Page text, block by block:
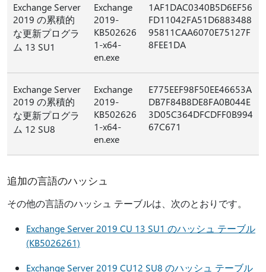
Exchange Server
2019 の累積的
な更新プログラ
ム 13 SU1
Exchange
2019-
KB502626
1-x64-
en.exe
1AF1DAC0340B5D6EF56
FD11042FA51D6883488
95811CAA6070E75127F
8FEE1DA
Exchange Server
2019 の累積的
な更新プログラ
ム 12 SU8
Exchange
2019-
KB502626
1-x64-
en.exe
E775EEF98F50EE46653A
DB7F84B8DE8FA0B044E
3D05C364DFCDFF0B994
67C671
追加の言語のハッシュ
その他の言語のハッシュ テーブルは、次のとおりです。
Exchange Server 2019 CU 13 SU1 のハッシュ テーブル
(KB5026261)
Exchange Server 2019 CU12 SU8 のハッシュ テーブル